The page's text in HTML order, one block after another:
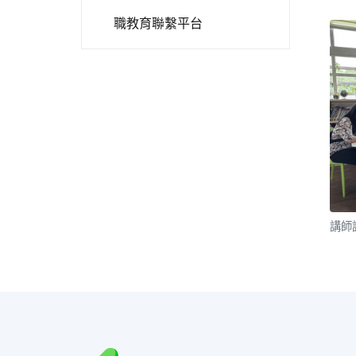
職教育聯繫平台
講師